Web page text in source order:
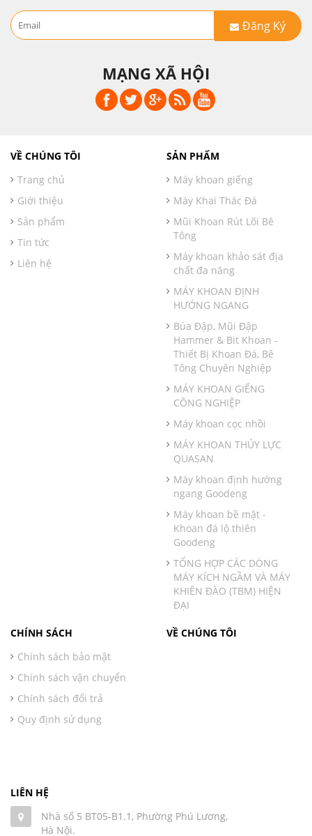
Đăng Ký
MẠNG XÃ HỘI
VỀ CHÚNG TÔI
Trang chủ
Giới thiệu
Sản phẩm
Tin tức
Liên hệ
SẢN PHẨM
Máy khoan giếng
Máy Khai Thác Đá
Mũi Khoan Rút Lõi Bê
Tông
Máy khoan khảo sát địa
chất đa năng
MÁY KHOAN ĐỊNH
HƯỚNG NGANG
Búa Đập, Mũi Đập
Hammer & Bit Khoan -
Thiết Bị Khoan Đá, Bê
Tông Chuyên Nghiệp
MÁY KHOAN GIẾNG
CÔNG NGHIỆP
Máy khoan cọc nhồi
MÁY KHOAN THỦY LỰC
QUASAN
Máy khoan định hướng
ngang Goodeng
Máy khoan bề mặt -
Khoan đá lộ thiên
Goodeng
TỔNG HỢP CÁC DÒNG
MÁY KÍCH NGẦM VÀ MÁY
KHIÊN ĐÀO (TBM) HIỆN
ĐẠI
CHÍNH SÁCH
Chính sách bảo mật
Chính sách vận chuyển
Chính sách đổi trả
Quy định sử dụng
VỀ CHÚNG TÔI
LIÊN HỆ
Nhà số 5 BT05-B1.1, Phường Phú Lương,
Hà Nội.